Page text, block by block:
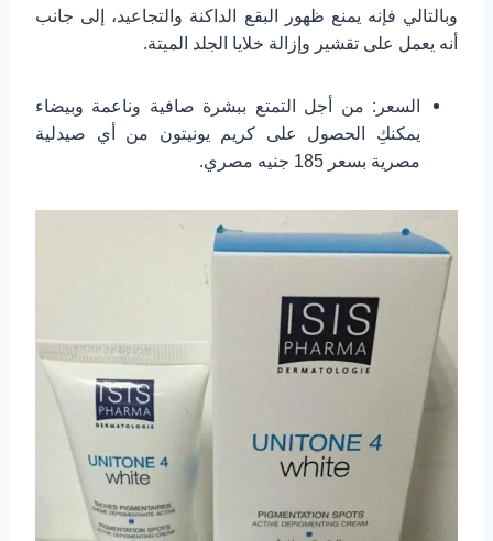
وبالتالي فإنه يمنع ظهور البقع الداكنة والتجاعيد، إلى جانب
أنه يعمل على تقشير وإزالة خلايا الجلد الميتة.
السعر: من أجل التمتع ببشرة صافية وناعمة وبيضاء
يمكنكِ الحصول على كريم يونيتون من أي صيدلية
مصرية بسعر 185 جنيه مصري.